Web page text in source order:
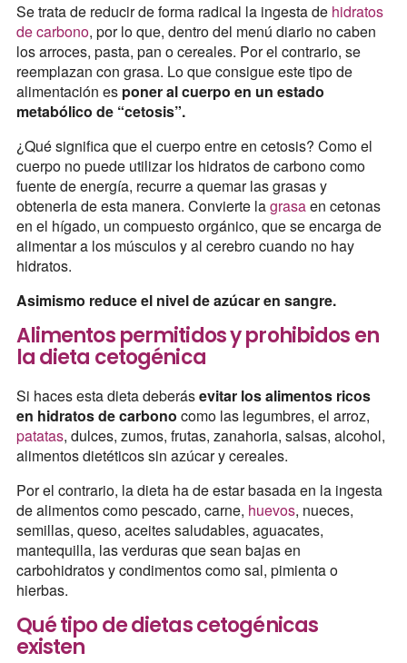
Se trata de reducir de forma radical la ingesta de hidratos
de carbono, por lo que, dentro del menú diario no caben
los arroces, pasta, pan o cereales. Por el contrario, se
reemplazan con grasa. Lo que consigue este tipo de
alimentación esponer al cuerpo en un estado
metabólico de “cetosis”.
¿Qué significa que el cuerpo entre en cetosis? Como el
cuerpo no puede utilizar los hidratos de carbono como
fuente de energía, recurre a quemar las grasas y
obtenerla de esta manera. Convierte lagrasaen cetonas
en el hígado, un compuesto orgánico, que se encarga de
alimentar a los músculos y al cerebro cuando no hay
hidratos.
Asimismo reduce el nivel de azúcar en sangre.
Alimentos permitidos y prohibidos en
la dieta cetogénica
Si haces esta dieta deberásevitar los alimentos ricos
en hidratos de carbono como las legumbres, el arroz,
patatas, dulces, zumos, frutas, zanahoria, salsas, alcohol,
alimentos dietéticos sin azúcar y cereales.
Por el contrario, la dieta ha de estar basada en la ingesta
de alimentos como pescado, carne, huevos, nueces,
semillas, queso, aceites saludables, aguacates,
mantequilla, las verduras que sean bajas en
carbohidratos y condimentos como sal, pimienta o
hierbas.
Qué tipo de dietas cetogénicas
existen